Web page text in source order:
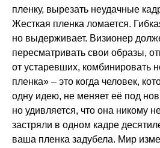
пленку, вырезать неудачные
Жесткая пленка ломается.
но выдерживает. Визионер
пересматривать свои образы,
от устаревших, комбинировать
пленка» – это когда человек,
одну идею, не меняет её под
но удивляется, что она никому
застряли в одном кадре
ваша пленка задубела. Мир